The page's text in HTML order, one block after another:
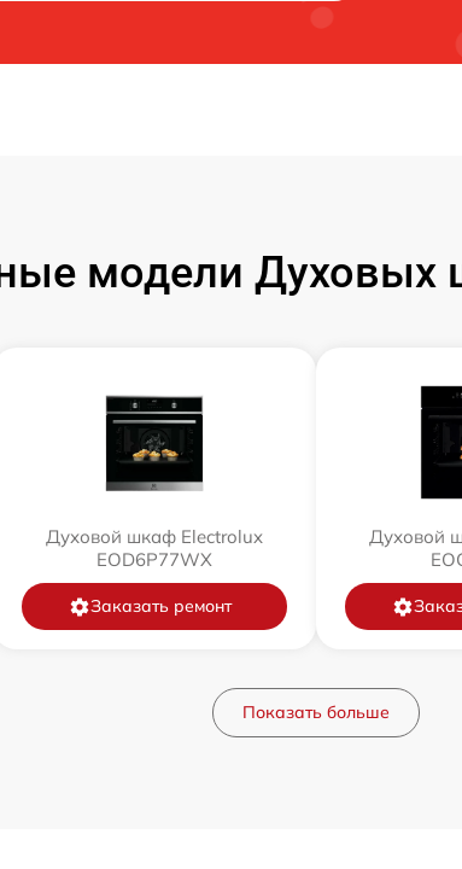
модели Духовых
Духовой шкаф Electrolux
EOD6P77WX
Заказать ремонт
Духовой
Показать больше